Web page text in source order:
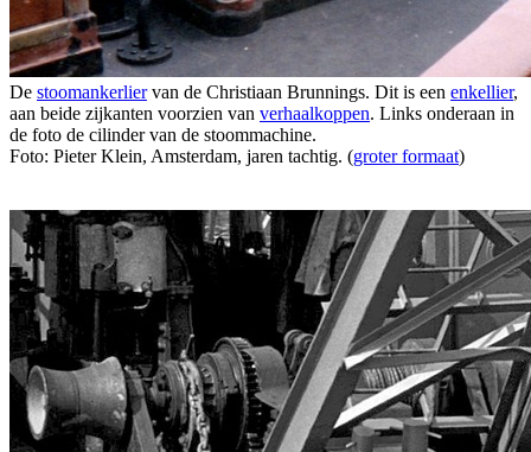
De stoomankerliervan de Christiaan Brunnings. Dit is een enkellier,
aan beide zijkanten voorzien van verhaalkoppen. Links onderaan in
de foto de cilinder van de stoommachine.
Foto: Pieter Klein, Amsterdam, jaren tachtig. (groter formaat)